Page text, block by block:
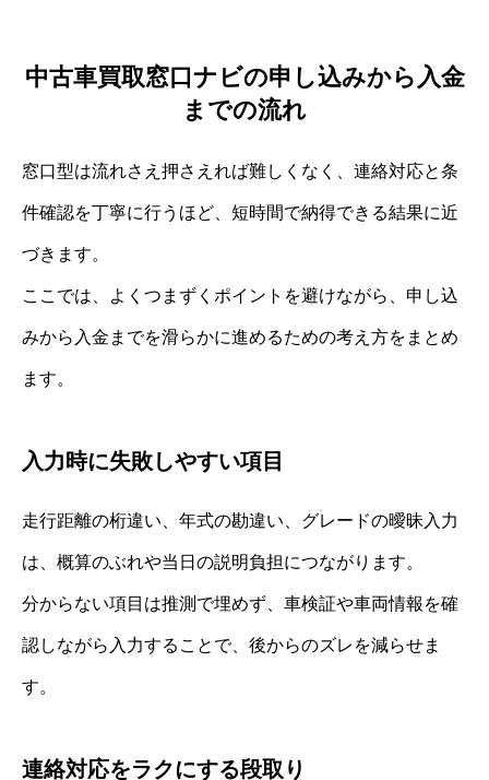
中古車買取窓口ナビの申し込みから入金
までの流れ
窓口型は流れさえ押さえれば難しくなく、連絡対応と条
件確認を丁寧に行うほど、短時間で納得できる結果に近
づきます。
ここでは、よくつまずくポイントを避けながら、申し込
みから入金までを滑らかに進めるための考え方をまとめ
ます。
入力時に失敗しやすい項目
走行距離の桁違い、年式の勘違い、グレードの曖昧入力
は、概算のぶれや当日の説明負担につながります。
分からない項目は推測で埋めず、車検証や車両情報を確
認しながら入力することで、後からのズレを減らせま
す。
連絡対応をラクにする段取り